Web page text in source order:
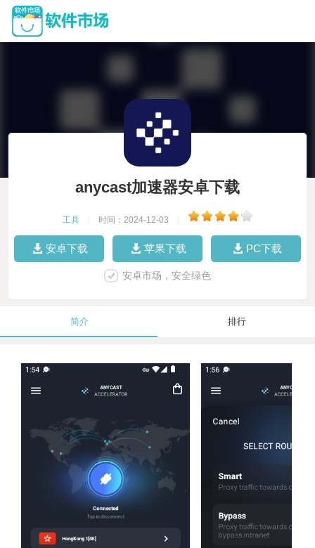
anycast加速器安卓下载
工具 时间：2024-12-03
安卓下载 苹果下载 PC下载
安卓市场，安全绿色
简介 排行